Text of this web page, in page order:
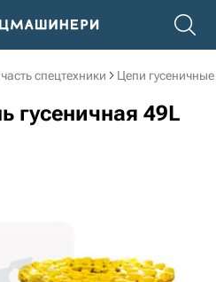
спецтехники Цепи гусеничные
гусеничная 49L